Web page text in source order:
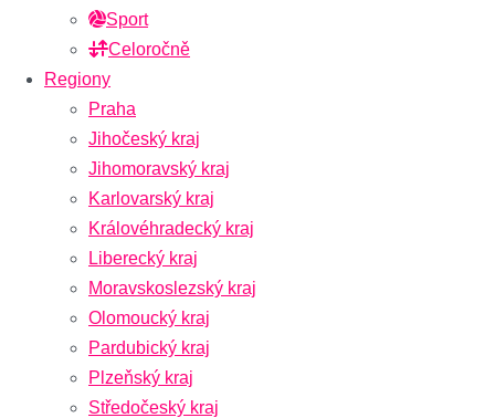
Sport
Celoročně
Regiony
Praha
Jihočeský kraj
Jihomoravský kraj
Karlovarský kraj
Královéhradecký kraj
Liberecký kraj
Moravskoslezský kraj
Olomoucký kraj
Pardubický kraj
Plzeňský kraj
Středočeský kraj